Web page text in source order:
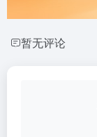
暂无评论